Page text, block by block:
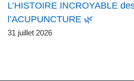
L’HISTOIRE INCROYABLE
l’ACUPUNCTURE 🌿
31 juillet 2026